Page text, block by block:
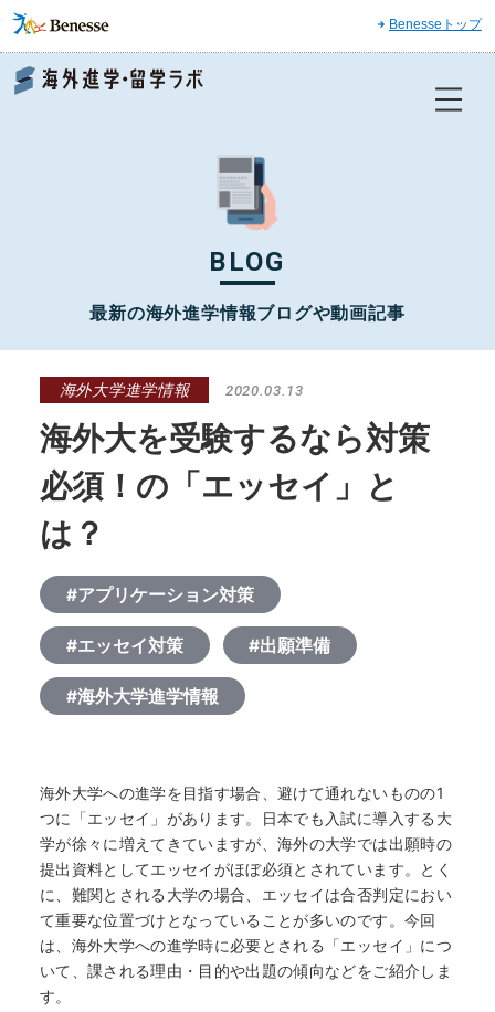
Benesseトップ
BLOG
最新の海外進学情報ブログや動画記事
海外大学進学情報 2020.03.13
海外大を受験するなら対策
必須！の「エッセイ」と
は？
#アプリケーション対策
#エッセイ対策 #出願準備
#海外大学進学情報
海外大学への進学を目指す場合、避けて通れないものの1
つに「エッセイ」があります。日本でも入試に導入する大
学が徐々に増えてきていますが、海外の大学では出願時の
提出資料としてエッセイがほぼ必須とされています。とく
に、難関とされる大学の場合、エッセイは合否判定におい
て重要な位置づけとなっていることが多いのです。今回
は、海外大学への進学時に必要とされる「エッセイ」につ
いて、課される理由・目的や出題の傾向などをご紹介しま
す。